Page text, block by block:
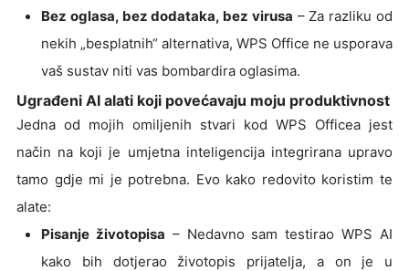
Bez oglasa, bez dodataka, bez virusa – Za razliku od
nekih „besplatnih“ alternativa, WPS Office ne usporava
vaš sustav niti vas bombardira oglasima.
Ugrađeni AI alati koji povećavaju moju produktivnost
Jedna od mojih omiljenih stvari kod WPS Officea jest
način na koji je umjetna inteligencija integrirana upravo
tamo gdje mi je potrebna. Evo kako redovito koristim te
alate:
Pisanje životopisa – Nedavno sam testirao WPS AI
kako bih dotjerao životopis prijatelja, a on je u